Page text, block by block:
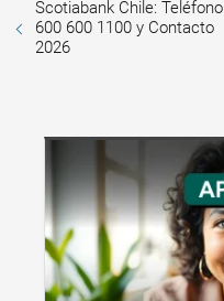
Scotiabank Chile: Teléfono
600 600 1100 y Contacto
2026